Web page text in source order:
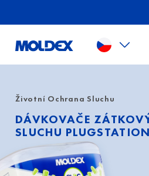
Životní Ochrana Sluchu
DÁVKOVAČE
SLUCHU PLUGSTATION